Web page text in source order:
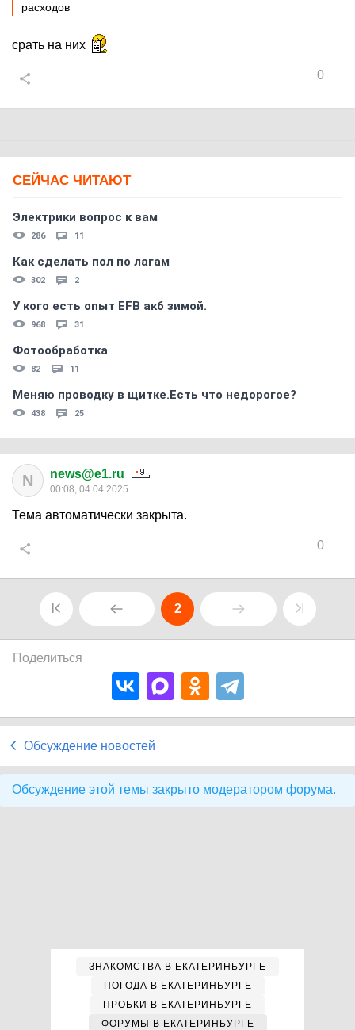
расходов
срать на них
0
СЕЙЧАС ЧИТАЮТ
Электрики вопрос к вам
286 11
Как сделать пол по лагам
302 2
У кого есть опыт EFB акб зимой.
968 31
Фотообработка
82 11
Меняю проводку в щитке.Есть что недорогое?
438 25
N news@e1.ru
00:08, 04.04.2025
Тема автоматически закрыта.
0
2
Поделиться
Обсуждение новостей
Обсуждение этой темы закрыто модератором форума.
ЗНАКОМСТВА В ЕКАТЕРИНБУРГЕ
ПОГОДА В ЕКАТЕРИНБУРГЕ
ПРОБКИ В ЕКАТЕРИНБУРГЕ
ФОРУМЫ В ЕКАТЕРИНБУРГЕ